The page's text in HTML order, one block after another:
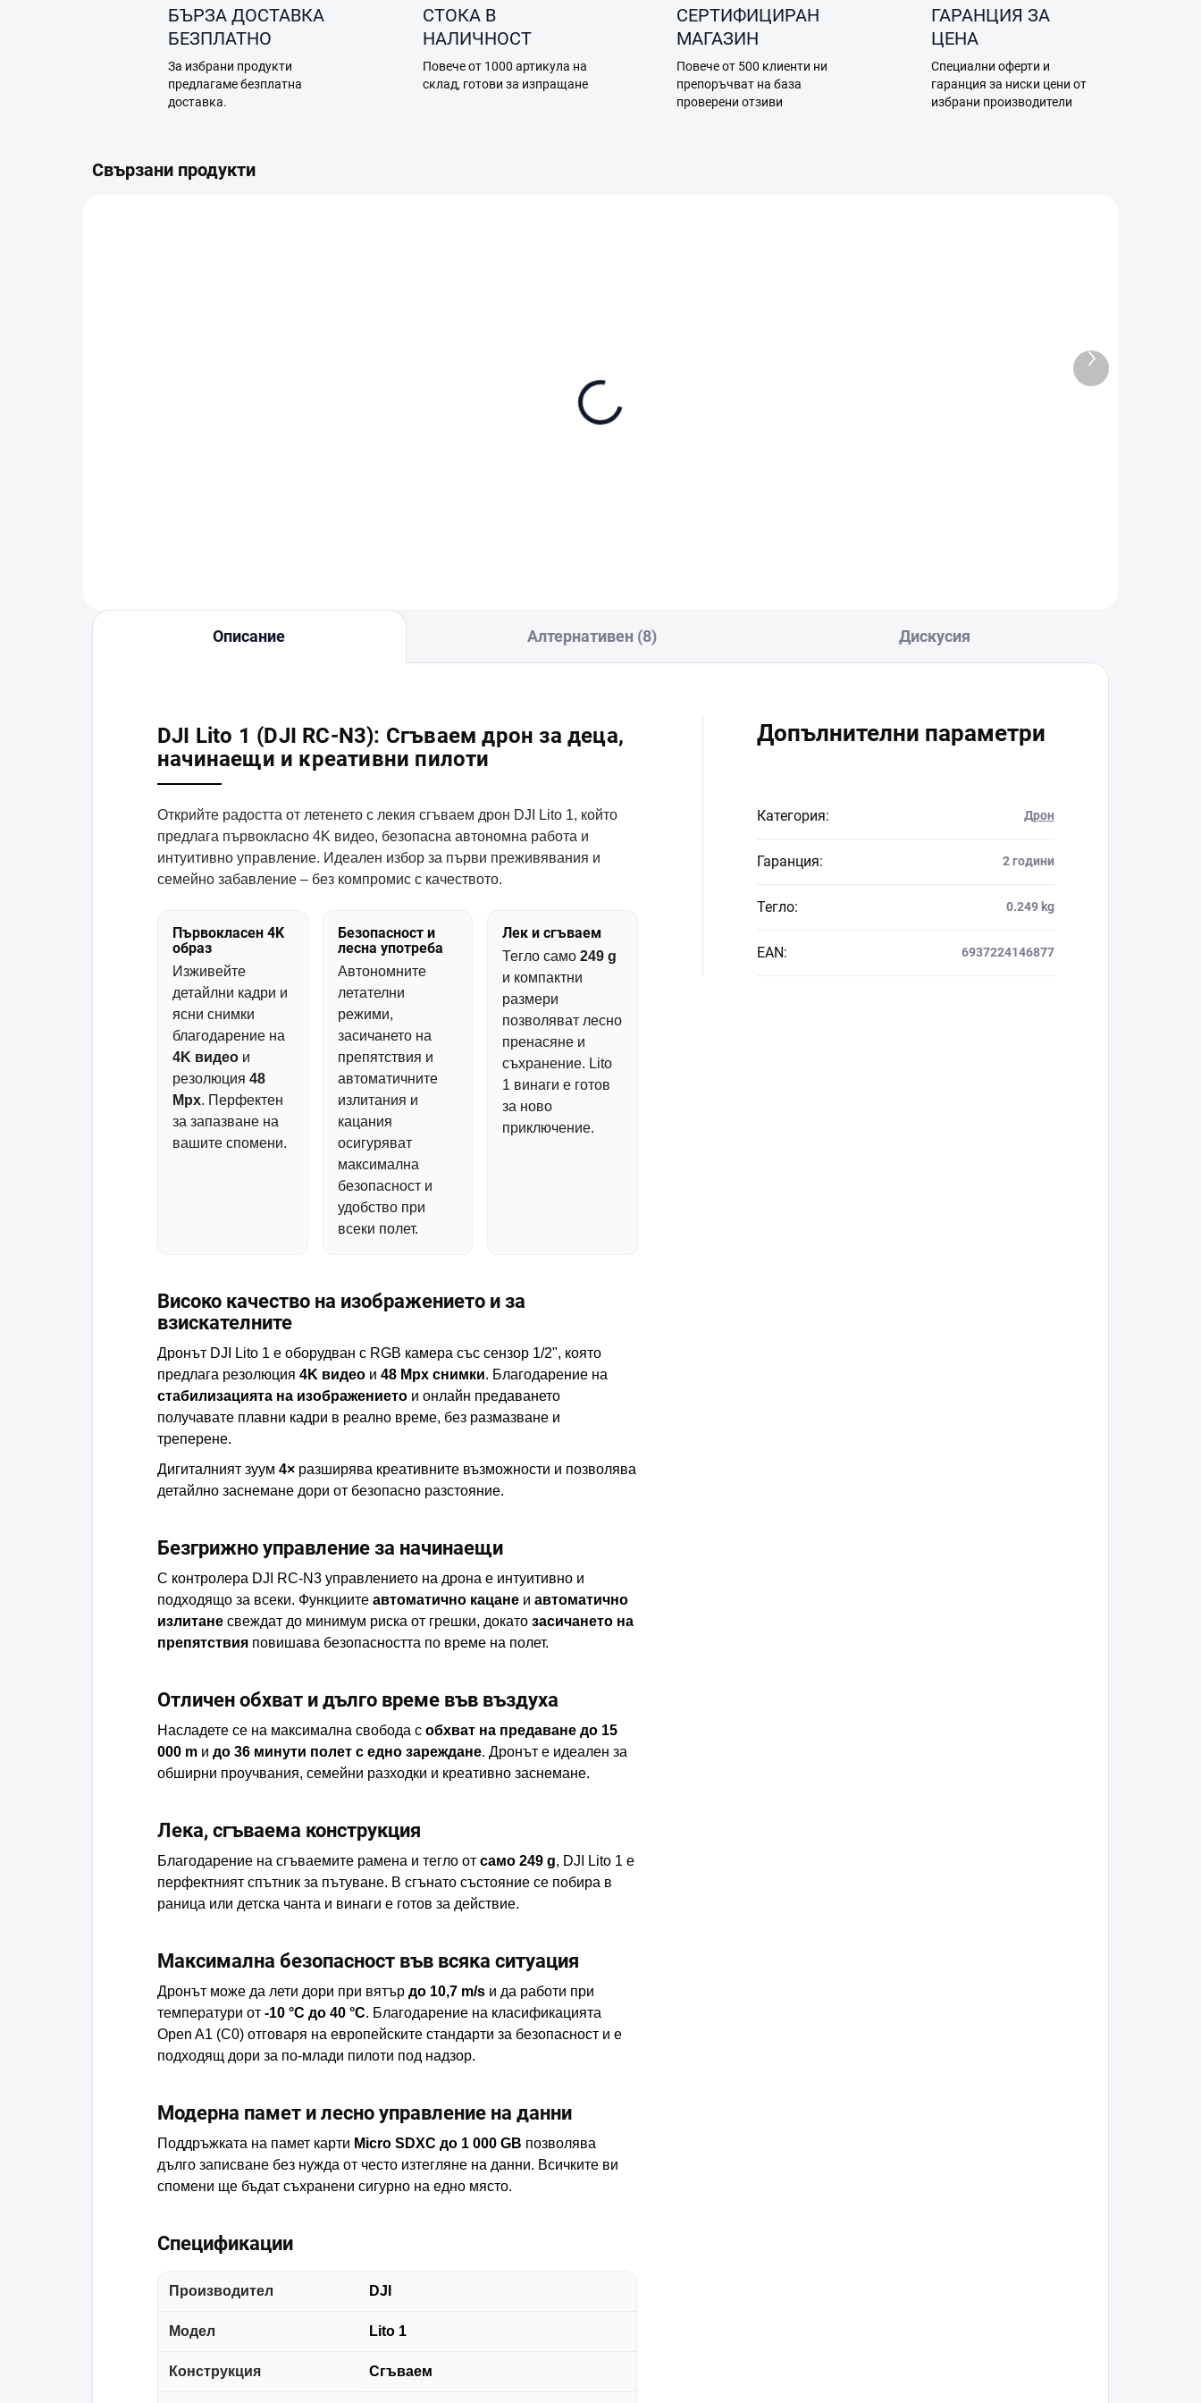
БЪРЗА ДОСТАВКА
БЕЗПЛАТНО
За избрани продукти
предлагаме безплатна
доставка.
СТОКА В
НАЛИЧНОСТ
Повече от 1000 артикула на
склад, готови за изпращане
СЕРТИФИЦИРАН
МАГАЗИН
Повече от 500 клиенти ни
препоръчват на база
проверени отзиви
ГАРАНЦИЯ ЗА
ЦЕНА
Специални оферти и
гаранция за ниски цени от
избрани производители
Свързани продукти
В НАЛИЧНОСТ
Следващ
продукт
Описание Алтернативен (8) Дискусия
DJI Lito 1 (DJI RC-N3): Сгъваем дрон за деца,
начинаещи и креативни пилоти
Открийте радостта от летенето с лекия сгъваем дрон DJI Lito 1, който
предлага първокласно 4K видео, безопасна автономна работа и
интуитивно управление. Идеален избор за първи преживявания и
семейно забавление – без компромис с качеството.
Първокласен 4K
образ
Изживейте
детайлни кадри и
ясни снимки
благодарение на
4K видео и
резолюция 48
Mpx. Перфектен
за запазване на
вашите спомени.
Безопасност и
лесна употреба
Автономните
летателни
режими,
засичането на
препятствия и
автоматичните
излитания и
кацания
осигуряват
максимална
безопасност и
удобство при
всеки полет.
Лек и сгъваем
Тегло само249 g
и компактни
размери
позволяват лесно
пренасяне и
съхранение. Lito
1 винаги е готов
за ново
приключение.
Високо качество на изображението и за
взискателните
Дронът DJI Lito 1 е оборудван с RGB камера със сензор 1/2", която
предлага резолюция 4K видео и 48 Mpx снимки. Благодарение на
стабилизацията на изображението и онлайн предаването
получавате плавни кадри в реално време, без размазване и
треперене.
Дигиталният зуум 4× разширява креативните възможности и позволява
детайлно заснемане дори от безопасно разстояние.
Безгрижно управление за начинаещи
С контролера DJI RC-N3 управлението на дрона е интуитивно и
подходящо за всеки. Функциите автоматично кацане и автоматично
излитане свеждат до минимум риска от грешки, докато засичането на
препятствия повишава безопасността по време на полет.
Отличен обхват и дълго време във въздуха
Насладете се на максимална свобода с обхват на предаване до 15
000 m и до 36 минути полет с едно зареждане. Дронът е идеален за
обширни проучвания, семейни разходки и креативно заснемане.
Лека, сгъваема конструкция
Благодарение на сгъваемите рамена и тегло от само 249 g, DJI Lito 1 е
перфектният спътник за пътуване. В сгънато състояние се побира в
раница или детска чанта и винаги е готов за действие.
Максимална безопасност във всяка ситуация
Дронът може да лети дори при вятър до 10,7 m/s и да работи при
температури от -10 °C до 40 °C. Благодарение на класификацията
Open A1 (C0) отговаря на европейските стандарти за безопасност и е
подходящ дори за по-млади пилоти под надзор.
Модерна памет и лесно управление на данни
Поддръжката на памет карти Micro SDXC до 1 000 GB позволява
дълго записване без нужда от често изтегляне на данни. Всичките ви
спомени ще бъдат съхранени сигурно на едно място.
Спецификации
Производител DJI
Модел Lito 1
Конструкция Сгъваем
Допълнителни параметри
Категория: Дрон
Гаранция: 2 години
Тегло: 0.249 kg
EAN: 6937224146877